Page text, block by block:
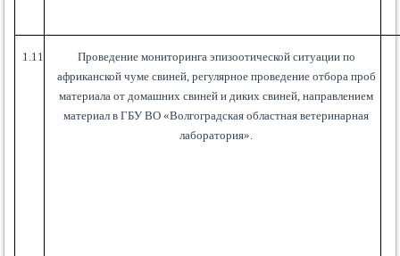
1.11
Проведение мониторинга эпизоотической ситуации по
африканской чуме свиней, регулярное проведение отбора проб
материала от домашних свиней и диких свиней, направлением
материал в ГБУ ВО «Волгоградская областная ветеринарная
лаборатория».